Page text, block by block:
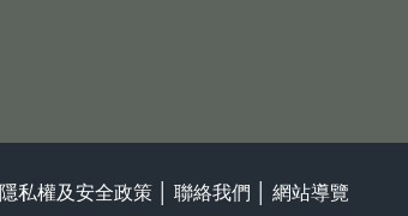
隱私權及安全政策 聯絡我們 網站導覽